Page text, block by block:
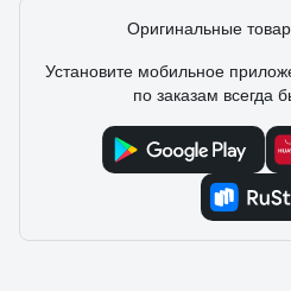
Оригинальные
Установите мобильное
по заказам всегда